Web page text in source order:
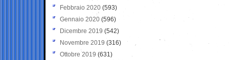
Febbraio 2020 (593)
Gennaio 2020 (596)
Dicembre 2019 (542)
Novembre 2019 (316)
Ottobre 2019 (631)